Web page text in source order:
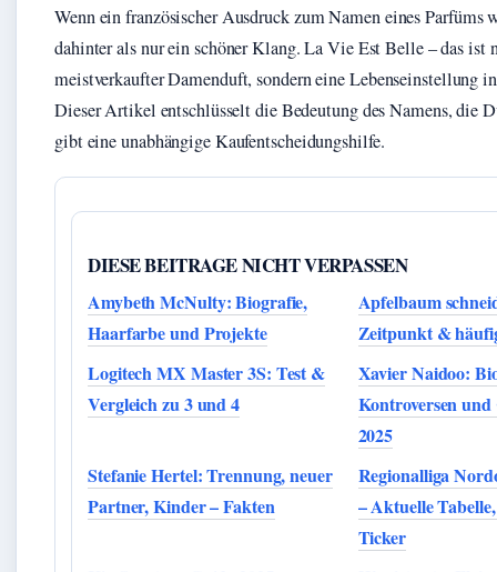
Wenn ein französischer Ausdruck zum Namen eines Parfüms
dahinter als nur ein schöner Klang. La Vie Est Belle – das ist
meistverkaufter Damenduft, sondern eine Lebenseinstellung
Dieser Artikel entschlüsselt die Bedeutung des Namens, die
gibt eine unabhängige Kaufentscheidungshilfe.
DIESE BEITRAGE NICHT VERPASSEN
Amybeth McNulty: Biografie,
Haarfarbe und Projekte
Apfelbaum
Zeitpunkt &
Logitech MX Master 3S: Test &
Vergleich zu 3 und 4
Xavier Naidoo:
Kontroversen und
2025
Stefanie Hertel: Trennung, neuer
Partner, Kinder – Fakten
Regionalliga
– Aktuelle
Ticker